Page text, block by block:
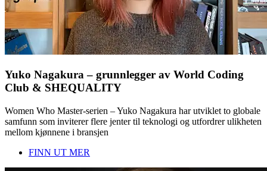
Yuko Nagakura – grunnlegger av World Coding
Club & SHEQUALITY
Women Who Master-serien – Yuko Nagakura har utviklet to globale
samfunn som inviterer flere jenter til teknologi og utfordrer ulikheten
mellom kjønnene i bransjen
FINN UT MER